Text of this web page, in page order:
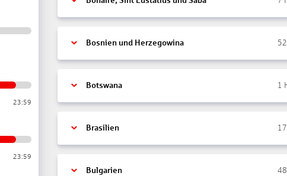
23:59
23:59
Bosnien und Herzegowina 52
Botswana 1
Brasilien 17
Bulgarien